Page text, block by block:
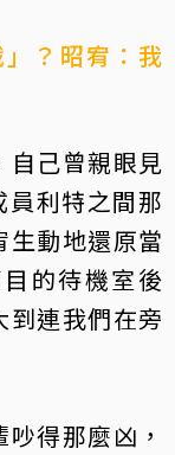
？昭宥：我
自己曾親眼見
利特之間那
生動地還原當
的待機室後
到連我們在旁
得那麼凶，